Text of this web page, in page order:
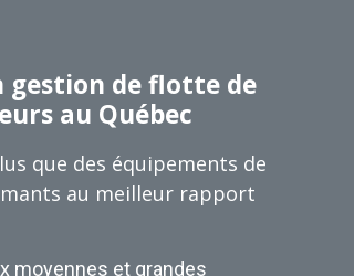
gestion de flotte de
au Québec
que des équipements de
au meilleur rapport
moyennes et grandes